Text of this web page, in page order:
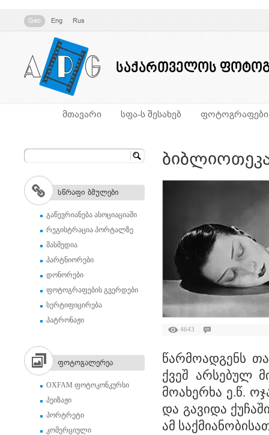
Geo Eng Rus
საქართველოს
მთავარი სფა-ს შესახებ ფოტოგრაფები
სწრაფი ბმულები
გაწევრიანება ასოციაციაში
რეგისტრაცია პორტალზე
მასმედია
პარტნიორები
დონორები
ფოტოგრაფების გვერდები
სერტიფიცირება
პატრონაჟი
ფოტოგალერეა
OXFAM ფოტოკონკურსი
პეიზაჟი
პორტრეტი
კომერციული
4643
წარმოადგენს
ქვეშ არსებულ
მოახერხა ე.წ.
და გავიდა
ამ